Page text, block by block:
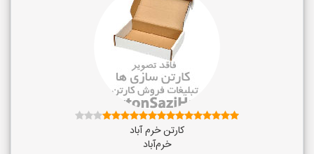
کارتن خرم آباد
خرم‌آباد